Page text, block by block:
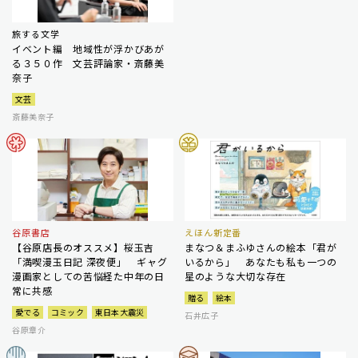
旅する文学
イベント編 地域性が浮かびあが
る３５０作 文芸評論家・斎藤美
奈子
文芸
斎藤美奈子
谷原書店
【谷原店長のオススメ】桜玉吉
「満喫漫玉日記 深夜便」 ギャグ
漫画家としての苦悩経た中年の日
常に共感
愛でる コミック
東日本大震災
谷原章介
えほん新定番
まなつ＆まふゆさんの絵本「君が
いるから」 あなたも私も一つの
星のような大切な存在
贈る
絵本
石井広子